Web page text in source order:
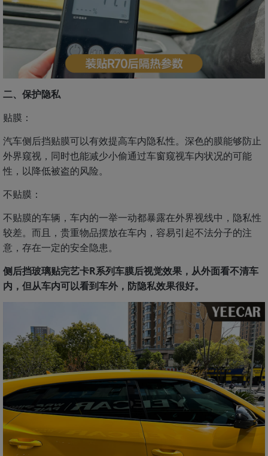
二、保护隐私
贴膜：
汽车侧后挡贴膜可以有效提高车内隐私性。深色的膜能够防止
外界窥视，同时也能减少小偷通过车窗窥视车内状况的可能
性，以降低被盗的风险。
不贴膜：
不贴膜的车辆，车内的一举一动都暴露在外界视线中，隐私性
较差。而且，贵重物品摆放在车内，容易引起不法分子的注
意，存在一定的安全隐患。
侧后挡玻璃贴完艺卡R系列车膜后视觉效果，从外面看不清车
内，但从车内可以看到车外，防隐私效果很好。